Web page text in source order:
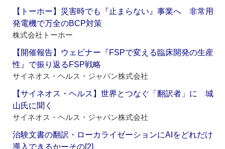
【トーホー】災害時でも『止まらない』事業へ 非常用
発電機で万全のBCP対策
株式会社トーホー
【開催報告】ウェビナー『FSPで変える臨床開発の生産
性』で振り返るFSP戦略
サイネオス・ヘルス・ジャパン株式会社
【サイネオス・ヘルス】世界とつなぐ「翻訳者」に 城
山氏に聞く
サイネオス・ヘルス・ジャパン株式会社
治験文書の翻訳・ローカライゼーションにAIをどれだけ
導入できるかーその[2]